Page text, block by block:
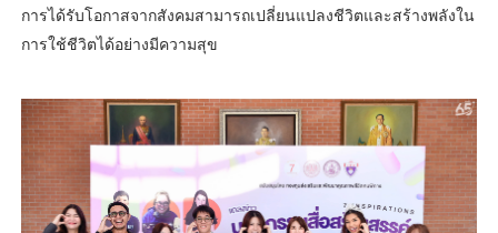
การได้รับโอกาสจากสังคมสามารถเปลี่ยนแปลงชีวิตและสร้างพลังใน
การใช้ชีวิตได้อย่างมีความสุข